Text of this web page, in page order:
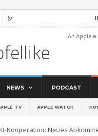

An Apple
NEWS PODCAST
TV APPLE WATCH
KI-Kooperation: Neues